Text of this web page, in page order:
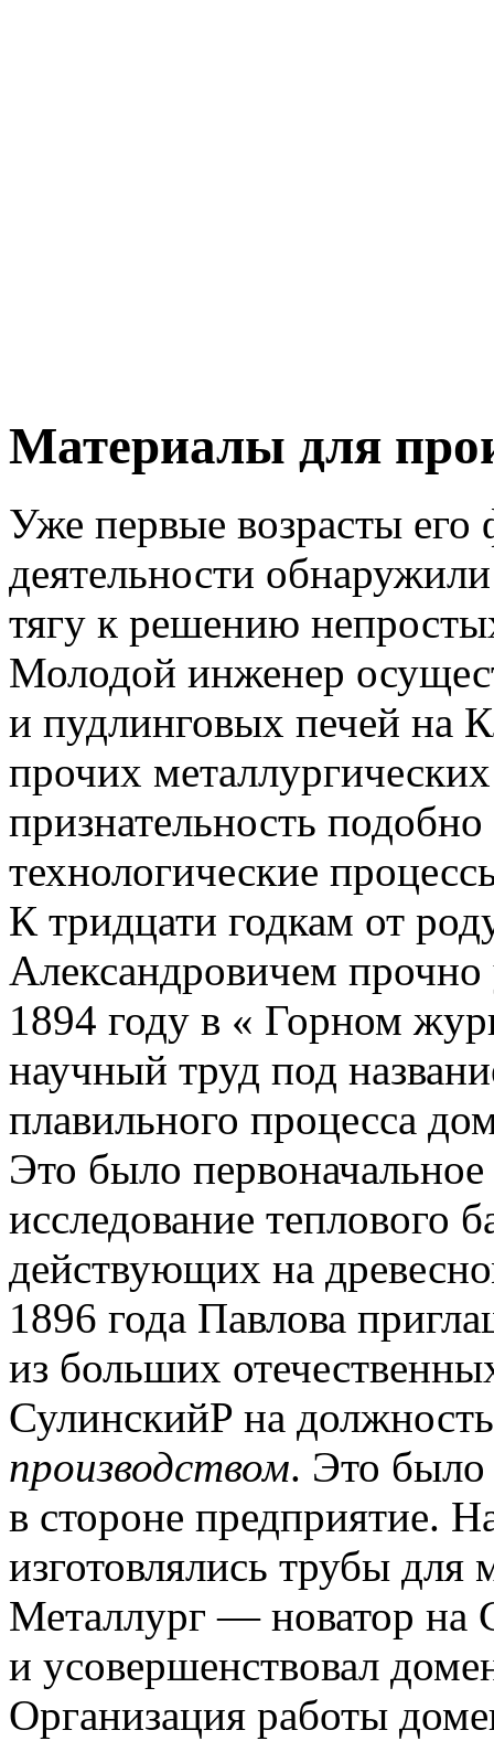
Материалы для
Уже первые возрасты его
деятельности
тягу к решению
Молодой инженер
и пудлинговых печей на
прочих
признательность
технологические
К тридцати годкам от
Александровичем прочно
1894 году в « Горном
научный труд под
плавильного процесса
Это было
исследование теплового
действующих на
1896 года Павлова
из больших
СулинскийP на
производством. Это было
в стороне предприятие.
изготовлялись трубы для
Металлург — новатор на
и усовершенствовал
Организация работы